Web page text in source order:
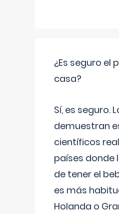
¿Es seguro el
casa?
Sí, es seguro.
demuestran
científicos
países donde
de tener el
es más
Holanda o